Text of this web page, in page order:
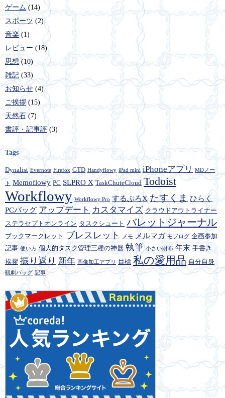
ゲーム (14)
スポーツ (2)
音楽 (1)
レビュー (18)
思想 (10)
雑記 (33)
お知らせ (4)
ご挨拶 (15)
天然石 (7)
書評・記事評(3)
Tags
Dynalist Evernote Firefox GTD Handyflowy iPad mini iPhoneアプリ MDノー
ト Memoflowy PC SLPRO X TaskChuteCloud Todoist
Workflowy Workflowy Pro するぷろX たすくま ひらく
PCバッグ アップデート カスタマイズ クラウドアウトライナー
ステラセプトオンライン タスクシュート バレットジャーナル
ブックマークレット ブレスレット メモ メルマガ モブログ 企画参加
記事 使い方 個人的タスク管理三種の神器 執筆 小さい財布 年末 手書き
挨拶 振り返り 新年 画像加工アプリ 目標 私の愛用品 自分自身
観劇バッグ 記事